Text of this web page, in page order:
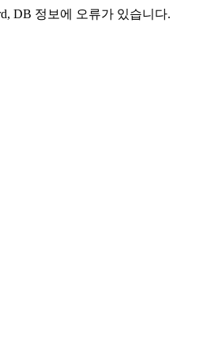
DB 정보에 오류가 있습니다.